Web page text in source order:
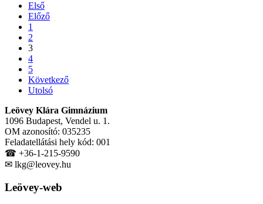
Első
Előző
1
2
3
4
5
Következő
Utolsó
Leövey Klára Gimnázium
1096 Budapest, Vendel u. 1.
OM azonosító: 035235
Feladatellátási hely kód: 001
☎ +36-1-215-9590
✉ lkg@leovey.hu
Leövey-web